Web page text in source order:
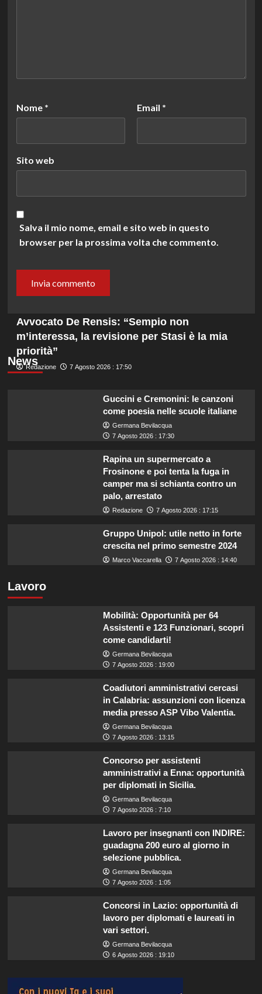
Nome * Email *
Sito web
Salva il mio nome, email e sito web in questo
browser per la prossima volta che commento.
News
Avvocato De Rensis: “Sempio non
m’interessa, la revisione per Stasi è la mia
priorità”
Redazione 7 Agosto 2026 : 17:50
Guccini e Cremonini: le canzoni
come poesia nelle scuole italiane
Germana Bevilacqua
7 Agosto 2026 : 17:30
Rapina un supermercato a
Frosinone e poi tenta la fuga in
camper ma si schianta contro un
palo, arrestato
Redazione 7 Agosto 2026 : 17:15
Gruppo Unipol: utile netto in forte
crescita nel primo semestre 2024
Marco Vaccarella 7 Agosto 2026 : 14:40
Lavoro
Mobilità: Opportunità per 64
Assistenti e 123 Funzionari, scopri
come candidarti!
Germana Bevilacqua
7 Agosto 2026 : 19:00
Coadiutori amministrativi cercasi
in Calabria: assunzioni con licenza
media presso ASP Vibo Valentia.
Germana Bevilacqua
7 Agosto 2026 : 13:15
Concorso per assistenti
amministrativi a Enna: opportunità
per diplomati in Sicilia.
Germana Bevilacqua
7 Agosto 2026 : 7:10
Lavoro per insegnanti con INDIRE:
guadagna 200 euro al giorno in
selezione pubblica.
Germana Bevilacqua
7 Agosto 2026 : 1:05
Concorsi in Lazio: opportunità di
lavoro per diplomati e laureati in
vari settori.
Germana Bevilacqua
6 Agosto 2026 : 19:10